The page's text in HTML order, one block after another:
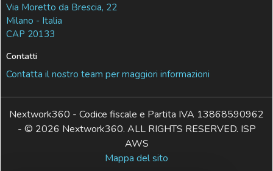
Via Moretto da Brescia, 22
Milano - Italia
CAP 20133
Contatti
Contatta il nostro team per maggiori informazioni
Nextwork360 - Codice fiscale e Partita IVA 13868590962
- © 2026 Nextwork360. ALL RIGHTS RESERVED. ISP
AWS
Mappa del sito